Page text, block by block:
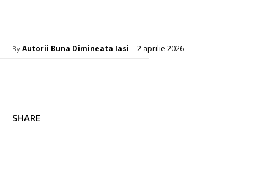
By Autorii Buna Dimineata Iasi 2 aprilie 2026
SHARE